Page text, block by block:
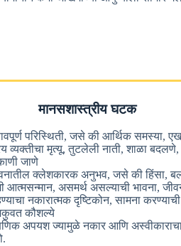
मानसशास्त्रीय घटक
परिस्थिती, जसे की आर्थिक समस्या,
व्यक्तीचा मृत्यू, तुटलेली नाती, शाळा बदलणे,
जाणे
क्लेशकारक अनुभव, जसे की हिंसा,
आत्मसन्मान, असमर्थ असल्याची भावना,
नकारात्मक दृष्टिकोन, सामना करण्याची
कौशल्ये
अपयश ज्यामुळे नकार आणि